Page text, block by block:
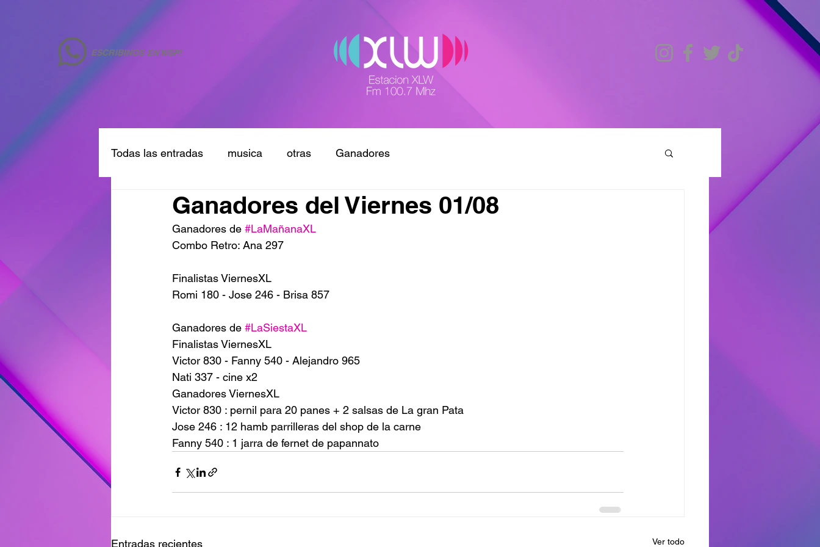
ESCRIBINOS EN WSP!
Todas las entradas musica otras Ganadores
Ganadores del Viernes 01/08
Ganadores de #LaMañanaXL
Combo Retro: Ana 297
Finalistas ViernesXL
Romi 180 - Jose 246 - Brisa 857
Ganadores de #LaSiestaXL
Finalistas ViernesXL
Victor 830 - Fanny 540 - Alejandro 965
Nati 337 - cine x2
Ganadores ViernesXL
Victor 830 : pernil para 20 panes + 2 salsas de La gran Pata
Jose 246 : 12 hamb parrilleras del shop de la carne
Fanny 540 : 1 jarra de fernet de papannato
Entradas recientes Ver todo